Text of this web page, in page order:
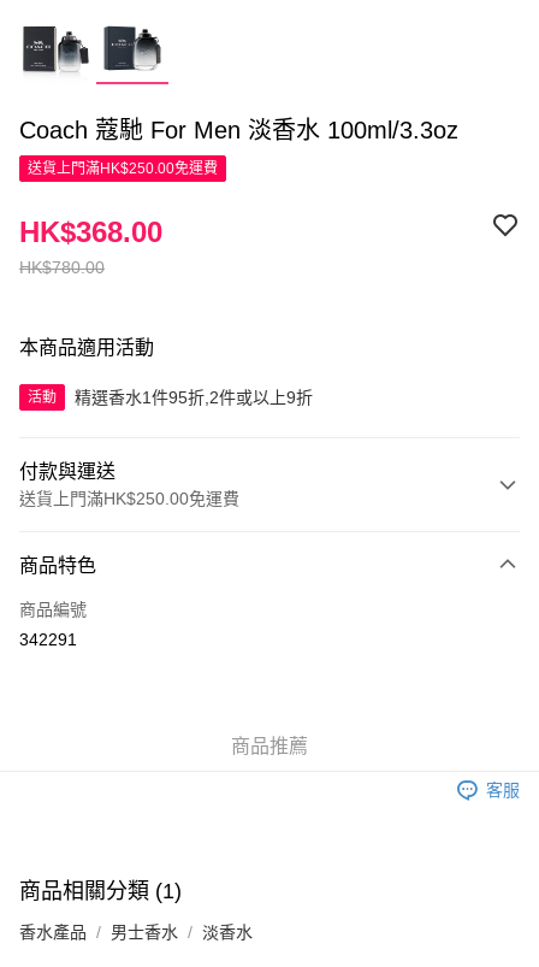
Coach 蔻馳 For Men 淡香水 100ml/3.3oz
送貨上門滿HK$250.00免運費
HK$780.00
HK$368.00
本商品適用活動
活動 精選香水1件95折,2件或以上9折
付款與運送
送貨上門滿HK$250.00免運費
信用卡
Apple Pay
付款後門市自取，訂單確認後2-4個工作天到店，7天內取。逾期後
商品特色
商品編號
342291
商品推薦
客服
商品相關分類 (1)
香水產品 男士香水 淡香水